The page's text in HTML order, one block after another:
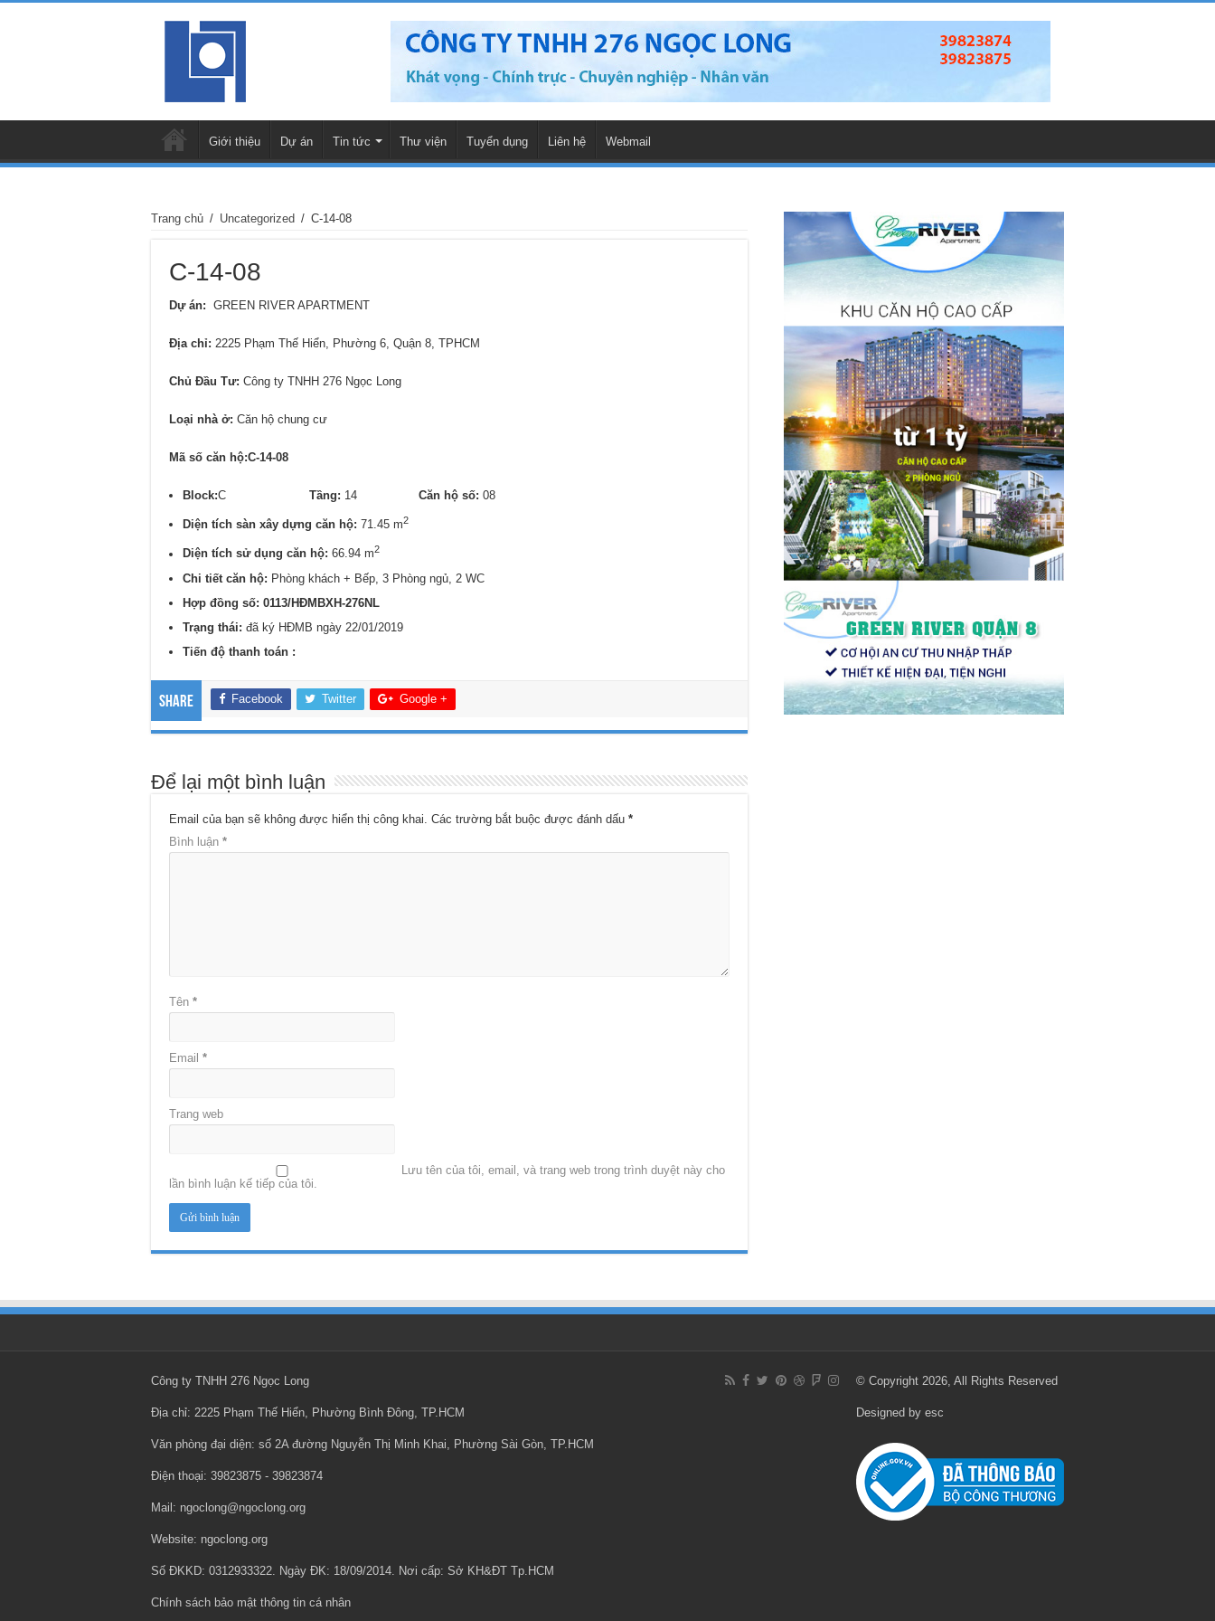
Giới thiệu Dự án Tin tức Thư viện Tuyển dụng Liên hệ Webmail
Trang chủ / Uncategorized / C-14-08
C-14-08
Dự án: GREEN RIVER APARTMENT
Địa chỉ: 2225 Phạm Thế Hiển, Phường 6, Quận 8, TPHCM
Chủ Đầu Tư: Công ty TNHH 276 Ngọc Long
Loại nhà ở: Căn hộ chung cư
Mã số căn hộ:C-14-08
Block:C Tầng: 14 Căn hộ số: 08
Diện tích sàn xây dựng căn hộ: 71.45 m2
Diện tích sử dụng căn hộ: 66.94 m2
Chi tiết căn hộ: Phòng khách + Bếp, 3 Phòng ngủ, 2 WC
Hợp đồng số: 0113/HĐMBXH-276NL
Trạng thái: đã ký HĐMB ngày 22/01/2019
Tiến độ thanh toán :
Share Facebook Twitter Google +
Để lại một bình luận
Email của bạn sẽ không được hiển thị công khai. Các trường bắt buộc được đánh dấu *
Bình luận *
Tên *
Email *
Trang web
Lưu tên của tôi, email, và trang web trong trình duyệt này cho
lần bình luận kế tiếp của tôi.
© Copyright 2026, All Rights Reserved
Designed by esc
Công ty TNHH 276 Ngọc Long
Địa chỉ: 2225 Phạm Thế Hiển, Phường Bình Đông, TP.HCM
Văn phòng đại diện: số 2A đường Nguyễn Thị Minh Khai, Phường Sài Gòn, TP.HCM
Điện thoại: ‎39823875 - ‎39823874
Mail: ngoclong@ngoclong.org
Website: ngoclong.org
Số ĐKKD: 0312933322. Ngày ĐK: 18/09/2014. Nơi cấp: Sở KH&ĐT Tp.HCM
Chính sách bảo mật thông tin cá nhân